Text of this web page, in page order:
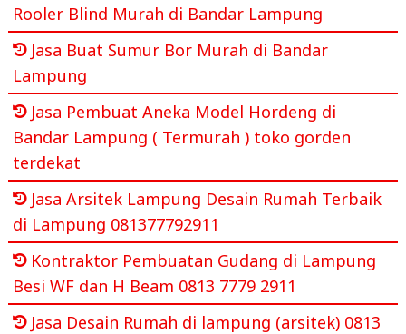
Rooler Blind Murah di Bandar Lampung
Jasa Buat Sumur Bor Murah di Bandar
Lampung
Jasa Pembuat Aneka Model Hordeng di
Bandar Lampung ( Termurah ) toko gorden
terdekat
Jasa Arsitek Lampung Desain Rumah Terbaik
di Lampung 081377792911
Kontraktor Pembuatan Gudang di Lampung
Besi WF dan H Beam 0813 7779 2911
Jasa Desain Rumah di lampung (arsitek) 0813